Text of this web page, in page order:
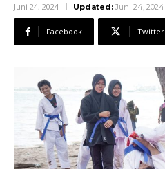
Juni 24, 2024 Updated: Juni 24, 2024
Facebook Twitter